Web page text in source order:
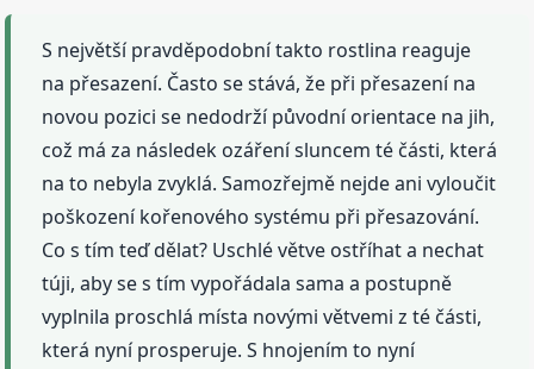
S největší pravděpodobní takto rostlina reaguje
na přesazení. Často se stává, že při přesazení na
novou pozici se nedodrží původní orientace na jih,
což má za následek ozáření sluncem té části, která
na to nebyla zvyklá. Samozřejmě nejde ani vyloučit
poškození kořenového systému při přesazování.
Co s tím teď dělat? Uschlé větve ostříhat a nechat
túji, aby se s tím vypořádala sama a postupně
vyplnila proschlá místa novými větvemi z té části,
která nyní prosperuje. S hnojením to nyní